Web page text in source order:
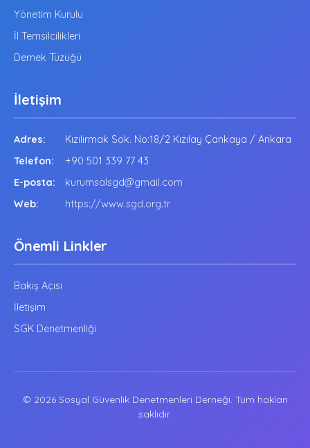
Yönetim Kurulu
İl Temsilcilikleri
Dernek Tüzüğü
İletişim
Adres:
Kızılırmak Sok. No:18/2 Kızılay Çankaya / Ankara
Telefon:
+90 501 339 77 43
E-posta:
kurumsalsgd@gmail.com
Web:
https://www.sgd.org.tr
Önemli Linkler
Bakış Açısı
İletişim
SGK Denetmenliği
© 2026 Sosyal Güvenlik Denetmenleri Derneği. Tüm hakları
saklıdır.